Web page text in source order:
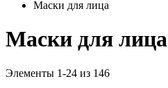
Маски для лица
Маски для лица
Элементы 1-24 из 146